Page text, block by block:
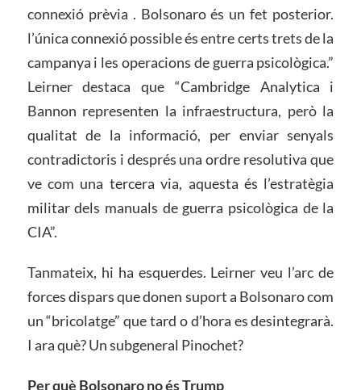
connexió prèvia . Bolsonaro és un fet posterior.
l’única connexió possible és entre certs trets de la
campanya i les operacions de guerra psicològica.”
Leirner destaca que “Cambridge Analytica i
Bannon representen la infraestructura, però la
qualitat de la informació, per enviar senyals
contradictoris i després una ordre resolutiva que
ve com una tercera via, aquesta és l’estratègia
militar dels manuals de guerra psicològica de la
CIA”.
Tanmateix, hi ha esquerdes. Leirner veu l’arc de
forces dispars que donen suport a Bolsonaro com
un “bricolatge” que tard o d’hora es desintegrarà.
I ara què? Un subgeneral Pinochet?
Per què Bolsonaro no és Trump